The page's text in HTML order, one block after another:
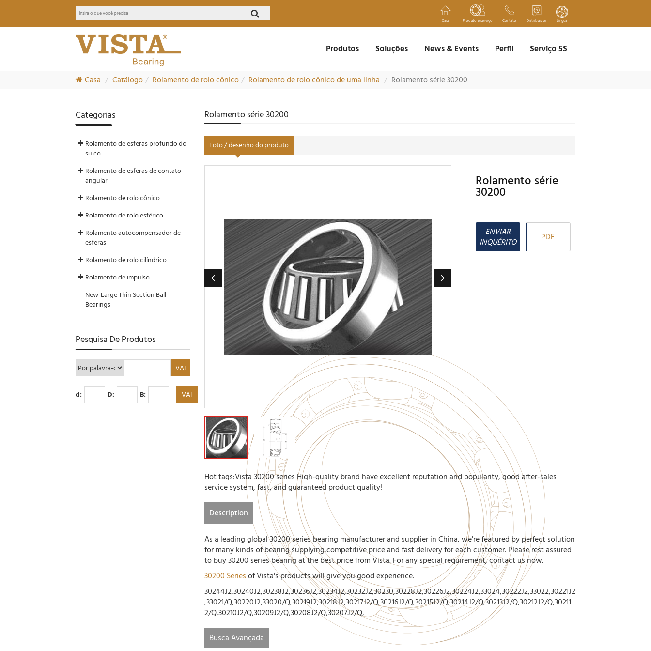
Casa Produto e serviço Contato Distribuidor Língua
Produtos Soluções News & Events Perfil Serviço 5S
Casa Catálogo Rolamento de rolo cônico Rolamento de rolo cônico de uma linha Rolamento série 30200
Categorias
Rolamento de esferas profundo do
sulco
Rolamento de esferas de contato
angular
Rolamento de rolo cônico
Rolamento de rolo esférico
Rolamento autocompensador de
esferas
Rolamento de rolo cilíndrico
Rolamento de impulso
New-Large Thin Section Ball
Bearings
Pesquisa De Produtos
d: D: B:
Rolamento série 30200
Foto / desenho do produto
Rolamento série
30200
ENVIAR
INQUÉRITO
PDF
Hot tags:Vista 30200 series High-quality brand have excellent reputation and popularity, good after-sales
service system, fast, and guaranteed product quality!
Description
As a leading global 30200 series bearing manufacturer and supplier in China, we're featured by perfect solution
for many kinds of bearing supplying,competitive price and fast delivery for each customer. Please rest assured
to buy 30200 series bearing at the best price from Vista. For any special requirement, contact us now.
30200 Seriesof Vista's products will give you good experience.
30244J2,30240J2,30238J2,30236J2,30234J2,30232J2,30230,30228J2,30226J2,30224J2,33024,30222J2,33022,30221J2
,33021/Q,30220J2,33020/Q,30219J2,30218J2,30217J2/Q,30216J2/Q,30215J2/Q,30214J2/Q,30213J2/Q,30212J2/Q,30211J
2/Q,30210J2/Q,30209J2/Q,30208J2/Q,30207J2/Q,
Busca Avançada